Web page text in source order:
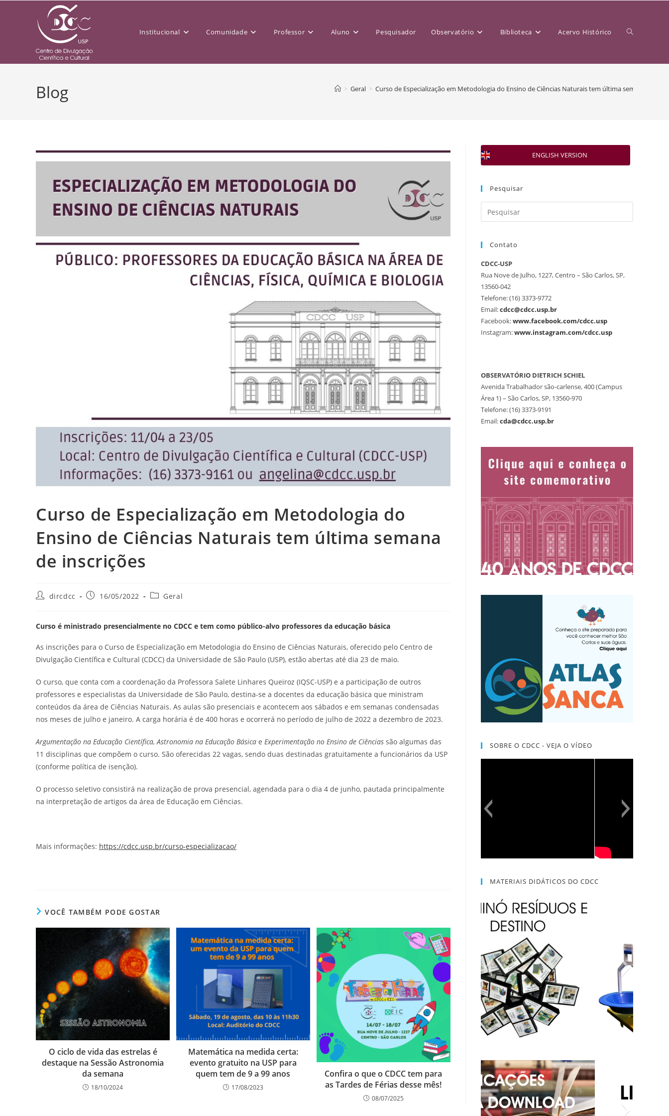
Institucional Comunidade Professor Aluno Pesquisador Observatório Biblioteca Acervo Histórico
Blog > Geral > Curso de Especialização em Metodologia do Ensino de Ciências Naturais tem última semana de
Curso de Especialização em Metodologia do
Ensino de Ciências Naturais tem última semana
de inscrições
dircdcc 16/05/2022 Geral
Curso é ministrado presencialmente no CDCC e tem como público-alvo professores da educação básica
As inscrições para o Curso de Especialização em Metodologia do Ensino de Ciências Naturais, oferecido pelo Centro de
Divulgação Científica e Cultural (CDCC) da Universidade de São Paulo (USP), estão abertas até dia 23 de maio.
O curso, que conta com a coordenação da Professora Salete Linhares Queiroz (IQSC-USP) e a participação de outros
professores e especialistas da Universidade de São Paulo, destina-se a docentes da educação básica que ministram
conteúdos da área de Ciências Naturais. As aulas são presenciais e acontecem aos sábados e em semanas condensadas
nos meses de julho e janeiro. A carga horária é de 400 horas e ocorrerá no período de julho de 2022 a dezembro de 2023.
Argumentação na Educação Científica, Astronomia na Educação Básica e Experimentação no Ensino de Ciências são algumas das
11 disciplinas que compõem o curso. São oferecidas 22 vagas, sendo duas destinadas gratuitamente a funcionários da USP
(conforme política de isenção).
O processo seletivo consistirá na realização de prova presencial, agendada para o dia 4 de junho, pautada principalmente
na interpretação de artigos da área de Educação em Ciências.
Mais informações: https://cdcc.usp.br/curso-especializacao/
VOCÊ TAMBÉM PODE GOSTAR
O ciclo de vida das estrelas é
destaque na Sessão Astronomia
da semana
18/10/2024
Matemática na medida certa:
evento gratuito na USP para
quem tem de 9 a 99 anos
17/08/2023
Confira o que o CDCC tem para
as Tardes de Férias desse mês!
08/07/2025
ENGLISH VERSION
Pesquisar
Contato
CDCC-USP
Rua Nove de Julho, 1227, Centro – São Carlos, SP,
13560-042
Telefone: (16) 3373-9772
Email:cdcc@cdcc.usp.br
Facebook:www.facebook.com/cdcc.usp
Instagram:www.instagram.com/cdcc.usp
OBSERVATÓRIO DIETRICH SCHIEL
Avenida Trabalhador são-carlense, 400 (Campus
Área 1) – São Carlos, SP, 13560-970
Telefone: (16) 3373-9191
Email:cda@cdcc.usp.br
SOBRE O CDCC - VEJA O VÍDEO
MATERIAIS DIDÁTICOS DO CDCC